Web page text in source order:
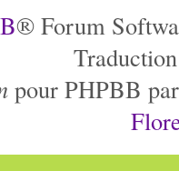
® Forum
pour PHPBB